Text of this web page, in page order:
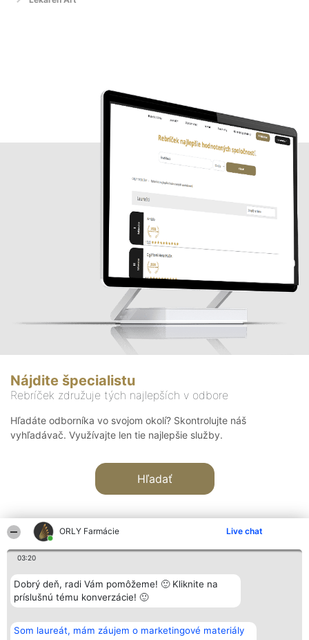
ORLY Farmácie Live chat
03:20
Dobrý deň, radi Vám pomôžeme! 🙂 Kliknite na
príslušnú tému konverzácie! 🙂
Som laureát, mám záujem o marketingové materiály
Nájdite špecialistu
Rebríček združuje tých najlepších v odbore
Hľadáte odborníka vo svojom okolí? Skontrolujte náš
vyhľadávač. Využívajte len tie najlepšie služby.
Hľadať
Organizátor hodnotenia
Bright Side Solutions sp. z o.
o. sp. k.
Wrocław 50-079
KRS 0000749100 | Regon
Hodnotenie
Laureáti
Lista
Laureatów
Podmienky
Kontakt
Kontakt